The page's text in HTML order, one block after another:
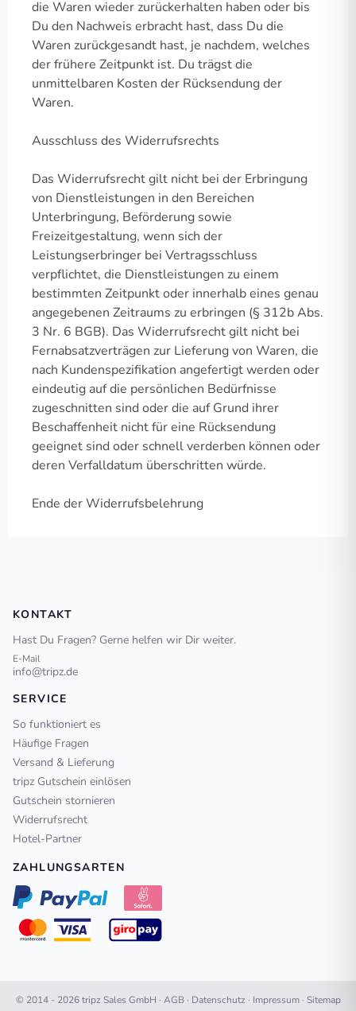
die Waren wieder zurückerhalten haben oder bis
Du den Nachweis erbracht hast, dass Du die
Waren zurückgesandt hast, je nachdem, welches
der frühere Zeitpunkt ist. Du trägst die
unmittelbaren Kosten der Rücksendung der
Waren.
Ausschluss des Widerrufsrechts
Das Widerrufsrecht gilt nicht bei der Erbringung
von Dienstleistungen in den Bereichen
Unterbringung, Beförderung sowie
Freizeitgestaltung, wenn sich der
Leistungserbringer bei Vertragsschluss
verpflichtet, die Dienstleistungen zu einem
bestimmten Zeitpunkt oder innerhalb eines genau
angegebenen Zeitraums zu erbringen (§ 312b Abs.
3 Nr. 6 BGB). Das Widerrufsrecht gilt nicht bei
Fernabsatzverträgen zur Lieferung von Waren, die
nach Kundenspezifikation angefertigt werden oder
eindeutig auf die persönlichen Bedürfnisse
zugeschnitten sind oder die auf Grund ihrer
Beschaffenheit nicht für eine Rücksendung
geeignet sind oder schnell verderben können oder
deren Verfalldatum überschritten würde.
Ende der Widerrufsbelehrung
KONTAKT
Hast Du Fragen? Gerne helfen wir Dir weiter.
E-Mail
info@tripz.de
SERVICE
So funktioniert es
Häufige Fragen
Versand & Lieferung
tripz Gutschein einlösen
Gutschein stornieren
Widerrufsrecht
Hotel-Partner
ZAHLUNGSARTEN
© 2014 - 2026 tripz Sales GmbH · AGB· Datenschutz · Impressum· Sitemap